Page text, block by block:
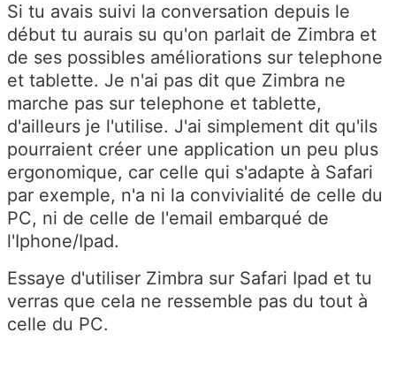
Si tu avais suivi la conversation depuis le
début tu aurais su qu'on parlait de Zimbra et
de ses possibles améliorations sur telephone
et tablette. Je n'ai pas dit que Zimbra ne
marche pas sur telephone et tablette,
d'ailleurs je l'utilise. J'ai simplement dit qu'ils
pourraient créer une application un peu plus
ergonomique, car celle qui s'adapte à Safari
par exemple, n'a ni la convivialité de celle du
PC, ni de celle de l'email embarqué de
l'Iphone/Ipad.
Essaye d'utiliser Zimbra sur Safari Ipad et tu
verras que cela ne ressemble pas du tout à
celle du PC.